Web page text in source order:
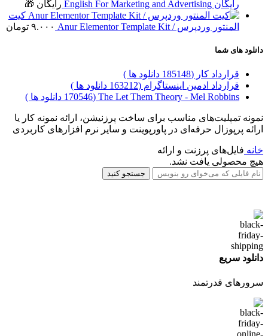
رایگان English For Marketing and Advertising
رایگان 🎁
کیت
المنتور وردپرس / Anur Elementor Template Kit
۹.۰۰۰ تومان
دانلود های شما
قرارداد کار (185148 دانلود ها )
قرارداد ادمین اینستاگرام (163212 دانلود ها )
The Let Them Theory - Mel Robbins (170546 دانلود ها )
نمونه تمپلیت‌های مناسب برای ساخت پرزنیشن، ارائه نمونه کار یا
ارائه پرپوزال حرفه‌ای در پاورپوینت و سایر نرم افزارهای کاربردی
خانه فایل‌های پرزنت و ارائه
هیچ محصولی یافت نشد.
جستجو کنید
دانلود سریع
سرورهای قدرتمند